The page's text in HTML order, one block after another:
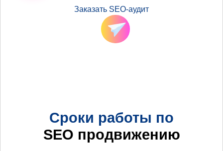
Заказать SEO-аудит
Сроки работы по
SEO продвижению